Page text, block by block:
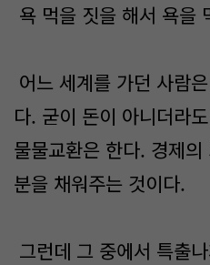
욕 먹을 짓을 해서 욕을
어느 세계를 가던 사람
다. 굳이 돈이 아니더라
물물교환은 한다. 경제
분을 채워주는 것이다.
그런데 그 중에서 특출